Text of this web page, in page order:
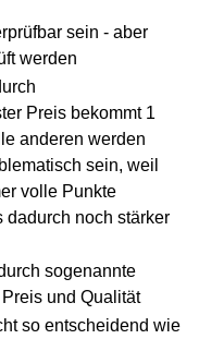
sein - aber
werden
Preis bekommt 1
anderen werden
sein, weil
volle Punkte
dadurch noch stärker
sogenannte
Preis und Qualität
so entscheidend wie